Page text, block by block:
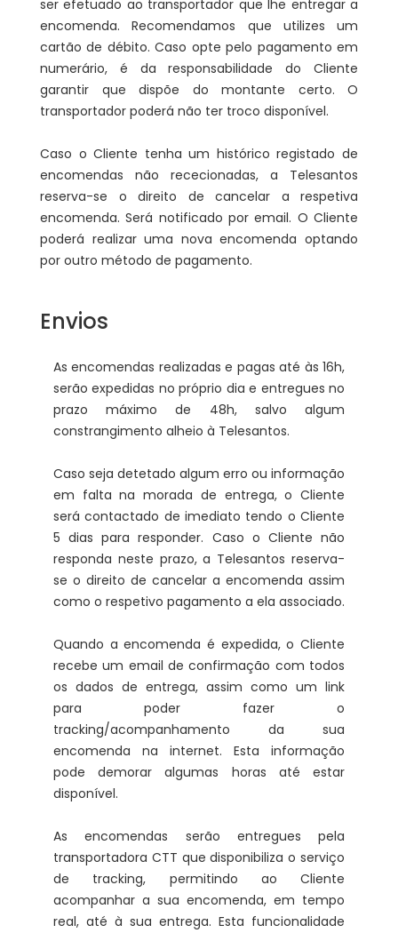
ser efetuado ao transportador que lhe entregar a
encomenda. Recomendamos que utilizes um
cartão de débito. Caso opte pelo pagamento em
numerário, é da responsabilidade do Cliente
garantir que dispõe do montante certo. O
transportador poderá não ter troco disponível.
Caso o Cliente tenha um histórico registado de
encomendas não rececionadas, a Telesantos
reserva-se o direito de cancelar a respetiva
encomenda. Será notificado por email. O Cliente
poderá realizar uma nova encomenda optando
por outro método de pagamento.
Envios
As encomendas realizadas e pagas até às 16h,
serão expedidas no próprio dia e entregues no
prazo máximo de 48h, salvo algum
constrangimento alheio à Telesantos.
Caso seja detetado algum erro ou informação
em falta na morada de entrega, o Cliente
será contactado de imediato tendo o Cliente
5 dias para responder. Caso o Cliente não
responda neste prazo, a Telesantos reserva-
se o direito de cancelar a encomenda assim
como o respetivo pagamento a ela associado.
Quando a encomenda é expedida, o Cliente
recebe um email de confirmação com todos
os dados de entrega, assim como um link
para poder fazer o
tracking/acompanhamento da sua
encomenda na internet. Esta informação
pode demorar algumas horas até estar
disponível.
As encomendas serão entregues pela
transportadora CTT que disponibiliza o serviço
de tracking, permitindo ao Cliente
acompanhar a sua encomenda, em tempo
real, até à sua entrega. Esta funcionalidade